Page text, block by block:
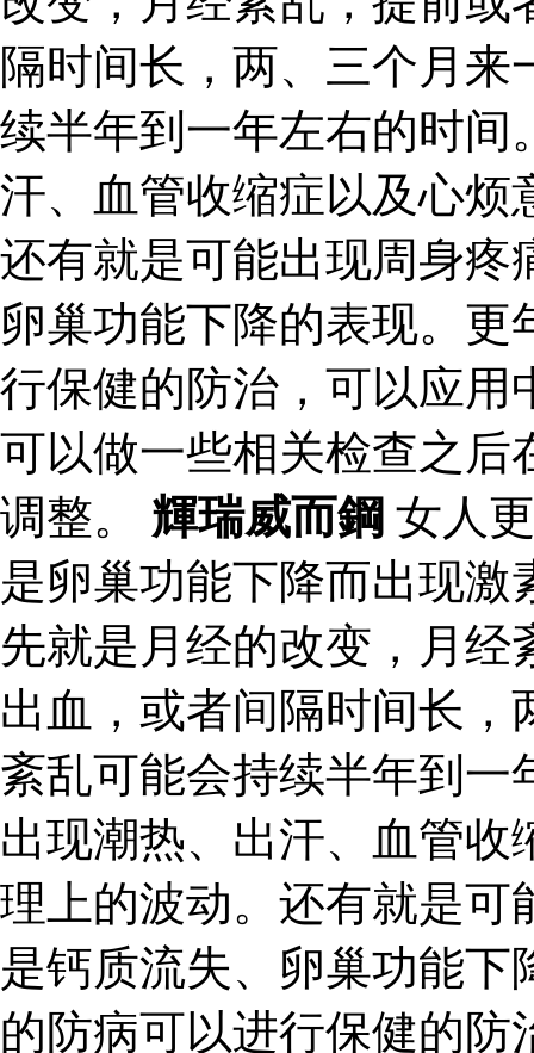
隔时间长，两、三个月
续半年到一年左右的时间
汗、血管收缩症以及心烦
还有就是可能出现周身疼
卵巢功能下降的表现。
行保健的防治，可以应用
可以做一些相关检查之后
调整。 輝瑞威而鋼 女人
是卵巢功能下降而出现
先就是月经的改变，月
出血，或者间隔时间长
紊乱可能会持续半年到一
出现潮热、出汗、血管
理上的波动。还有就是可
是钙质流失、卵巢功能
的防病可以进行保健的